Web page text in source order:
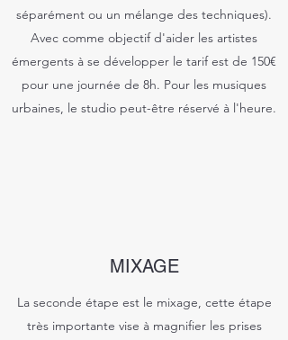
séparément ou un mélange des techniques).
Avec comme objectif d'aider les artistes
émergents à se développer le tarif est de 150€
pour une journée de 8h. Pour les musiques
urbaines, le studio peut-être réservé à l'heure.
MIXAGE
La seconde étape est le mixage, cette étape
très importante vise à magnifier les prises